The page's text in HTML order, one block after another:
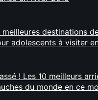
meilleures destinations
adolescents à visiter
! Les 10 meilleurs
du monde en ce